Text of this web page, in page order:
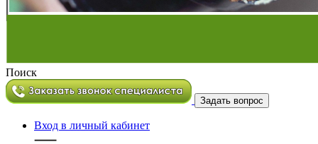
Поиск
Задать вопрос
Вход в личный кабинет